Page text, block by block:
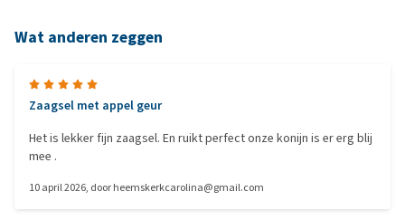
Wat anderen zeggen
Zaagsel met appel geur
Het is lekker fijn zaagsel. En ruikt perfect onze konijn is er erg blij
mee .
10 april 2026, doorheemskerkcarolina@gmail.com